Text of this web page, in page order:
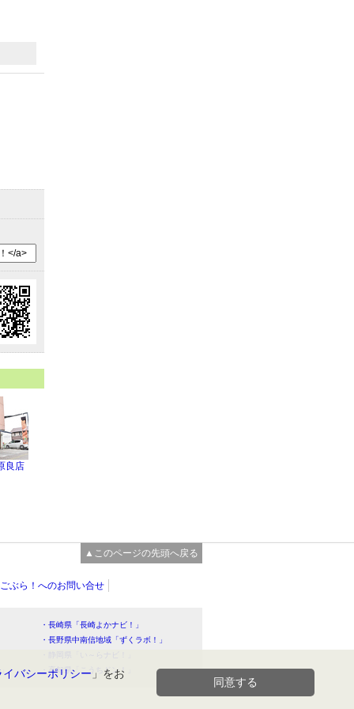
良店
▲このページの先頭へ戻る
ぶら！へのお問い合せ
・長崎県「長崎よかナビ！」
・長野県中南信地域「ずくラボ！」
・高知県「こうちドン！」
イバシーポリシー 」をお
同意する